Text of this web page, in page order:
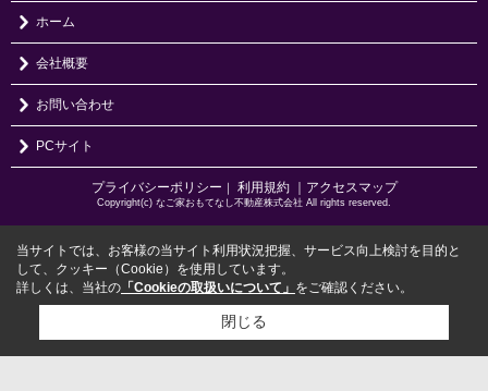
ホーム
会社概要
お問い合わせ
PCサイト
プライバシーポリシー 利用規約 ｜アクセスマップ
Copyright(c) なご家おもてなし不動産株式会社 All rights reserved.
当サイトでは、お客様の当サイト利用状況把握、サービス向上検討を目的と
して、クッキー（Cookie）を使用しています。
詳しくは、当社の 「Cookieの取扱いについて」 をご確認ください。
閉じる